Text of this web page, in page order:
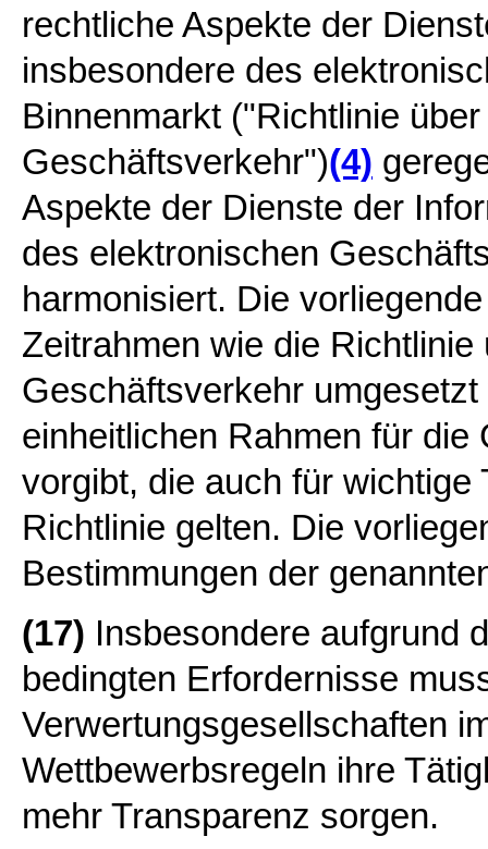
rechtliche Aspekte der
insbesondere des
Binnenmarkt ("Richtlinie
Geschäftsverkehr")(4)
Aspekte der Dienste der
des elektronischen
harmonisiert. Die
Zeitrahmen wie die
Geschäftsverkehr
einheitlichen Rahmen für
vorgibt, die auch für wichtige
Richtlinie gelten. Die
Bestimmungen der
(17) Insbesondere aufgrund
bedingten Erfordernisse
Verwertungsgesellschaften
Wettbewerbsregeln ihre
mehr Transparenz sorgen.